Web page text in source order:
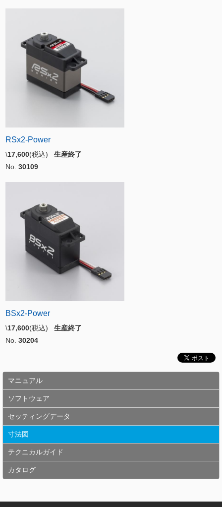
RSx2-Power
\17,600(税込) 生産終了
No. 30109
BSx2-Power
\17,600(税込) 生産終了
No. 30204
マニュアル
ソフトウェア
セッティングデータ
寸法図
テクニカルガイド
カタログ